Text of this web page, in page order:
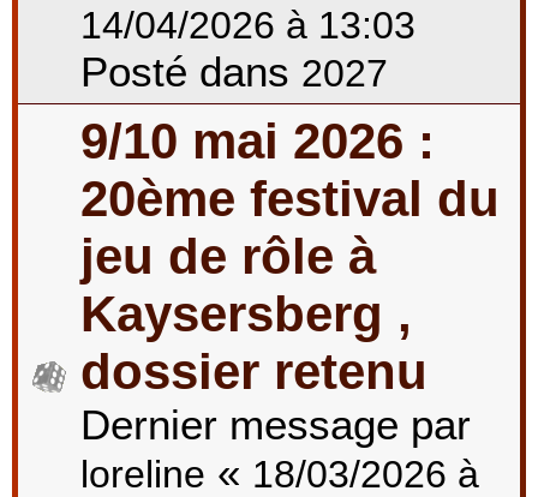
14/04/2026 à 13:03
Posté dans 2027
9/10 mai 2026 :
20ème festival du
jeu de rôle à
Kaysersberg ,
dossier retenu
Dernier message par
loreline « 18/03/2026 à